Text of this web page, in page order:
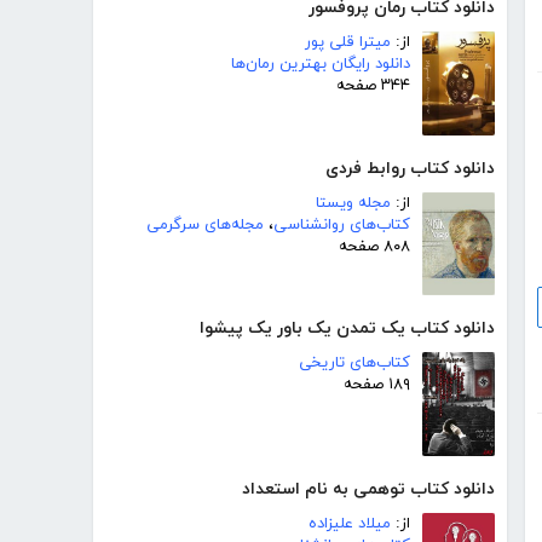
دانلود کتاب رمان پروفسور
از: میترا قلی پور
دانلود رایگان بهترین رمان‌ها
۳۴۴ صفحه
دانلود کتاب روابط فردی
از: مجله ویستا
کتاب‌های روانشناسی، مجله‌های سرگرمی
۸۰۸ صفحه
دانلود کتاب یک تمدن یک باور یک پیشوا
کتاب‌های تاریخی
۱۸۹ صفحه
دانلود کتاب توهمی به نام استعداد
از: میلاد علیزاده